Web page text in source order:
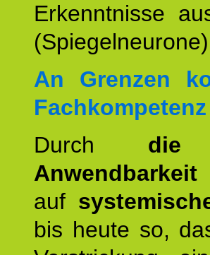
Erkenntnisse
An Grenzen
Durch die
auf
bis heute so,